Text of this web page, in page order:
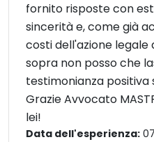
fornito risposte con
sincerità e, come già
costi dell'azione legale
sopra non posso che
testimonianza positiva
Grazie Avvocato
lei!
Data dell'esperienza: